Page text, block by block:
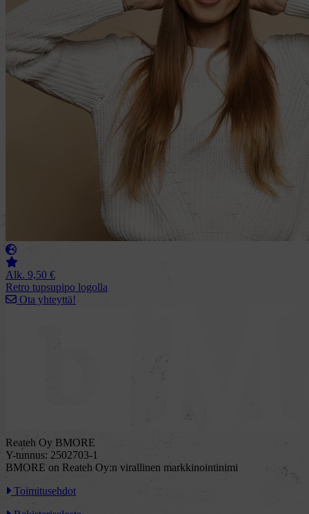
Alk. 9,50 €
Retro tupsupipo logolla
Ota yhteyttä!
Reateh Oy BMORE
Y-tunnus: 2502703-1
BMORE on Reateh Oy:n virallinen markkinointinimi
Toimitusehdot